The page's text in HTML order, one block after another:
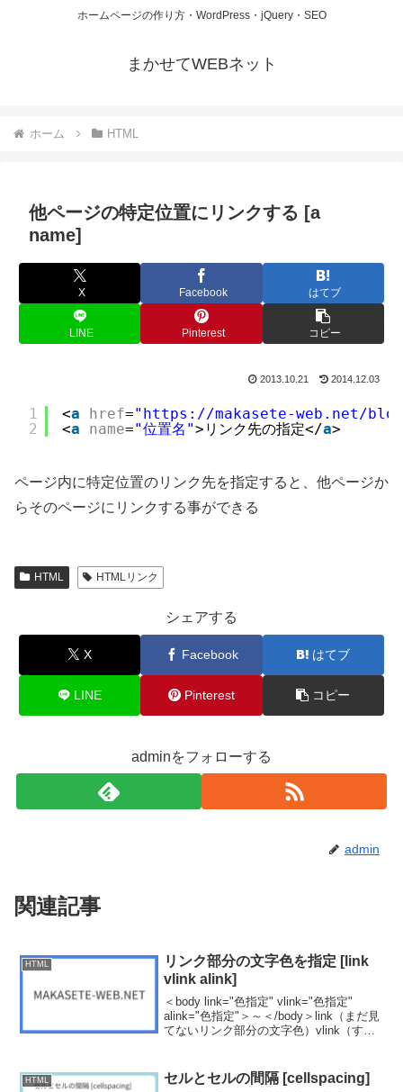
ホームページの作り方・WordPress・jQuery・SEO
まかせてWEBネット
ホーム HTML
他ページの特定位置にリンクする [a
name]
X Facebook はてブ
LINE Pinterest コピー
2013.10.21 2014.12.03
1
2
<a href="https://makasete-web.net/
<a name="位置名">リンク先の指定</a>
ページ内に特定位置のリンク先を指定すると、他ページか
らそのページにリンクする事ができる
HTML HTMLリンク
シェアする
X Facebook はてブ
LINE Pinterest コピー
adminをフォローする
admin
関連記事
HTML
リンク部分の文字色を指定 [link
vlink alink]
＜body link="色指定" vlink="色指定"
alink="色指定"＞～＜/body＞link（まだ見
てないリンク部分の文字色）vlink（すで
色）b...
HTML セルとセルの間隔 [cellspacing]